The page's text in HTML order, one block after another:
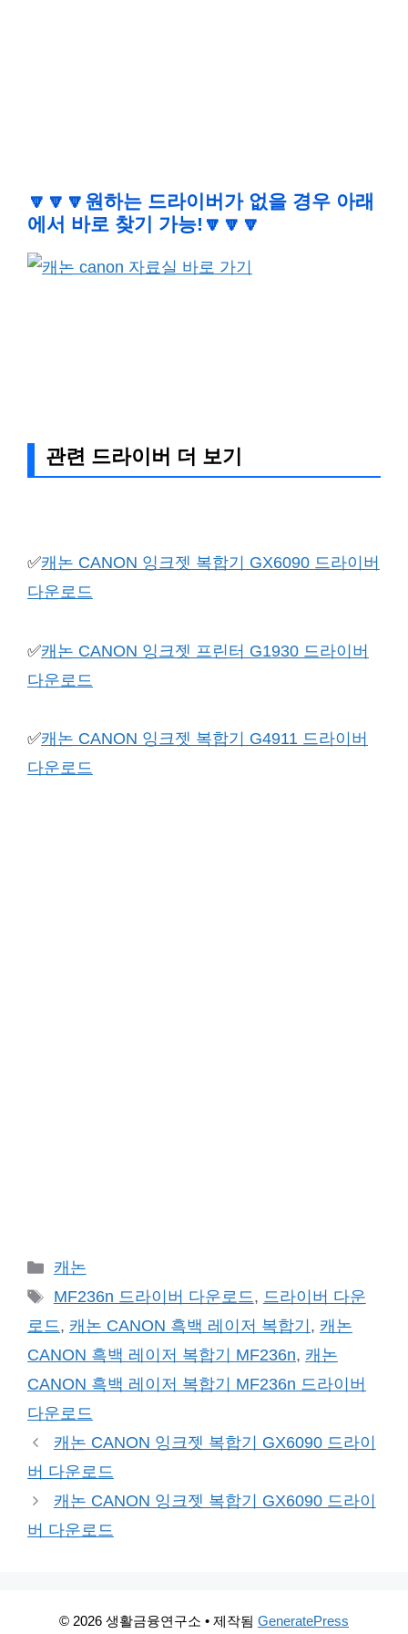
🔽🔽🔽 원하는 드라이버가 없을 경우 아래
에서 바로 찾기 가능! 🔽🔽🔽
관련 드라이버 더 보기
✅캐논 CANON 잉크젯 복합기 GX6090 드라이버
다운로드
✅캐논 CANON 잉크젯 프린터 G1930 드라이버
다운로드
✅캐논 CANON 잉크젯 복합기 G4911 드라이버
다운로드
카
테
리
캐논
태
그
MF236n 드라이버 다운로드, 드라이버 다운
로드, 캐논 CANON 흑백 레이저 복합기 , 캐논
CANON 흑백 레이저 복합기 MF236n, 캐논
CANON 흑백 레이저 복합기 MF236n 드라이버
다운로드
캐논 CANON 잉크젯 복합기 GX6090 드라이
버 다운로드
캐논 CANON 잉크젯 복합기 GX6090 드라이
버 다운로드
© 2026 생활금융연구소 • 제작됨 GeneratePress